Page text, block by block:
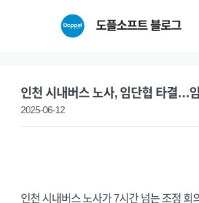
도플소프트 블로그
인천 시내버스 노사, 임단협 타결…
2025-06-12
인천 시내버스 노사가 7시간 넘는 조정 회